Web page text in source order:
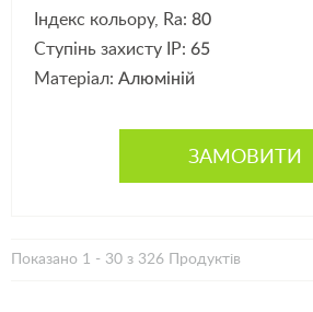
Індекс кольору, Ra: 80
Ступінь захисту IP: 65
Матеріал: Алюміній
ЗАМОВИТИ
Показано 1 - 30 з 326 Продуктів